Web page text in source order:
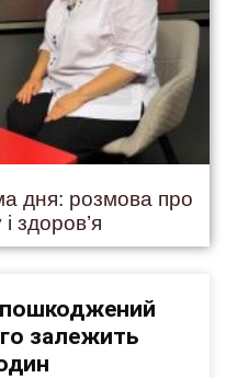
дня: розмова про
здоров’я
пошкоджений
залежить